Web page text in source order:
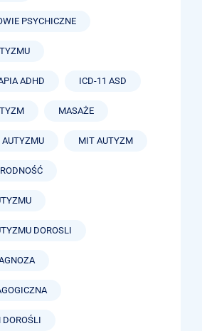
PSYCHICZNE
ADHD ICD-11 ASD
MASAŻE
AUTYZMU MIT AUTYZM
DOROSLI